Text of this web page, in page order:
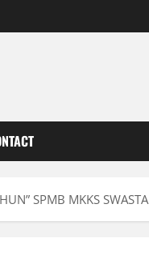
SPMB MKKS SWASTA